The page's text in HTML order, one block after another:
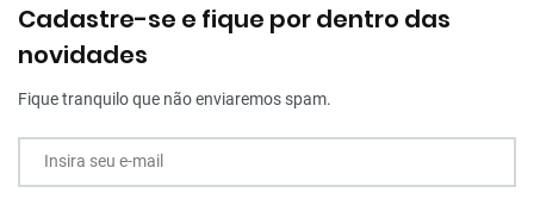
Cadastre-se e fique por dentro das
novidades
Fique tranquilo que não enviaremos spam.
Insira seu e-mail